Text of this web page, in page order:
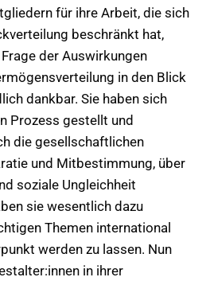
für ihre Arbeit, die sich
beschränkt hat,
der Auswirkungen
in den Blick
dankbar. Sie haben sich
Prozess gestellt und
die gesellschaftlichen
und Mitbestimmung, über
soziale Ungleichheit
sie wesentlich dazu
Themen international
werden zu lassen. Nun
in ihrer